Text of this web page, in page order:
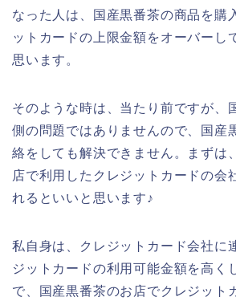
なった人は、国産黒番茶の商品を購
ットカードの上限金額をオーバーし
思います。
そのような時は、当たり前ですが、
側の問題ではありませんので、国産
絡をしても解決できません。まずは
店で利用したクレジットカードの会
れるといいと思います♪
私自身は、クレジットカード会社に
ジットカードの利用可能金額を高く
で、国産黒番茶のお店でクレジット